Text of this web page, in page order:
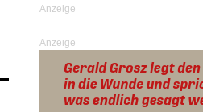
Anzeige